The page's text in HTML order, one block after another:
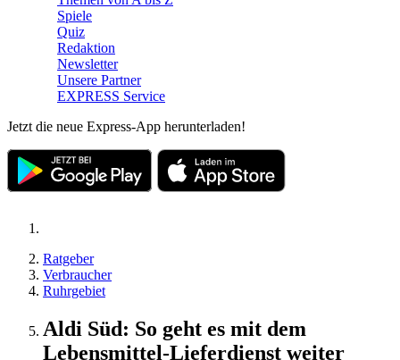
Spiele
Quiz
Redaktion
Newsletter
Unsere Partner
EXPRESS Service
Jetzt die neue Express-App herunterladen!
Ratgeber
Verbraucher
Ruhrgebiet
Aldi Süd: So geht es mit dem
Lebensmittel-Lieferdienst weiter